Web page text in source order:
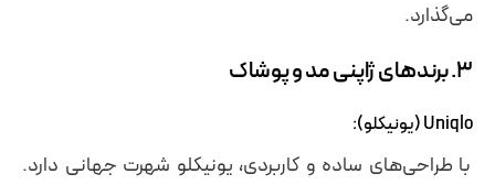
می‌گذارد.
۳. برندهای ژاپنی مد و پوشاک
Uniqlo (یونیکلو):
با طراحی‌های ساده و کاربردی، یونیکلو شهرت جهانی دارد.